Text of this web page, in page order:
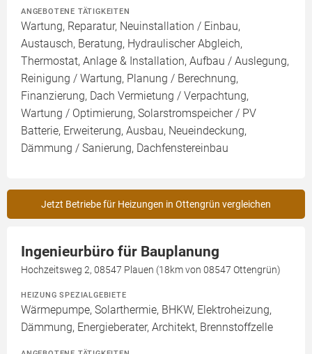
ANGEBOTENE TÄTIGKEITEN
Wartung, Reparatur, Neuinstallation / Einbau,
Austausch, Beratung, Hydraulischer Abgleich,
Thermostat, Anlage & Installation, Aufbau / Auslegung,
Reinigung / Wartung, Planung / Berechnung,
Finanzierung, Dach Vermietung / Verpachtung,
Wartung / Optimierung, Solarstromspeicher / PV
Batterie, Erweiterung, Ausbau, Neueindeckung,
Dämmung / Sanierung, Dachfenstereinbau
Jetzt Betriebe für Heizungen in Ottengrün vergleichen
Ingenieurbüro für Bauplanung
Hochzeitsweg 2, 08547 Plauen (18km von 08547 Ottengrün)
HEIZUNG SPEZIALGEBIETE
Wärmepumpe, Solarthermie, BHKW, Elektroheizung,
Dämmung, Energieberater, Architekt, Brennstoffzelle